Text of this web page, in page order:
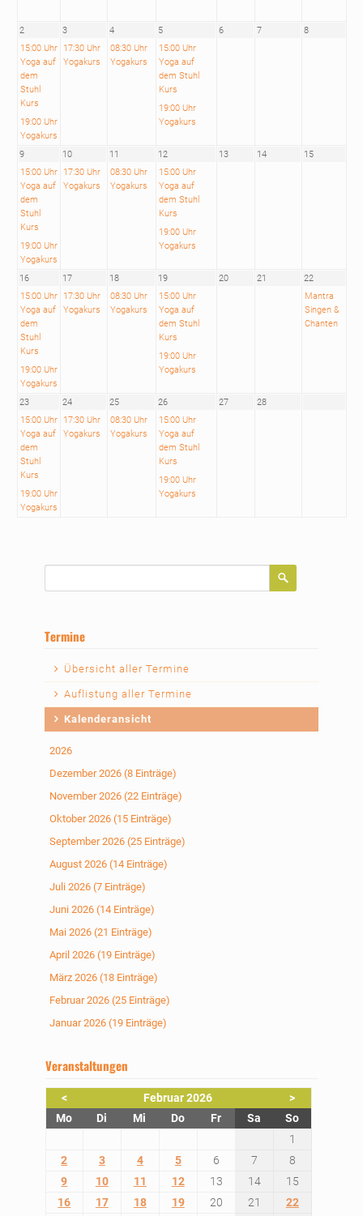
2
15:00 Uhr
Yoga auf
dem
Stuhl
Kurs
19:00 Uhr
Yogakurs
3
17:30 Uhr
Yogakurs
4
08:30 Uhr
Yogakurs
5
15:00 Uhr
Yoga auf
dem Stuhl
Kurs
19:00 Uhr
Yogakurs
6 7 8
9
15:00 Uhr
Yoga auf
dem
Stuhl
Kurs
19:00 Uhr
Yogakurs
10
17:30 Uhr
Yogakurs
11
08:30 Uhr
Yogakurs
12
15:00 Uhr
Yoga auf
dem Stuhl
Kurs
19:00 Uhr
Yogakurs
13 14 15
16
15:00 Uhr
Yoga auf
dem
Stuhl
Kurs
19:00 Uhr
Yogakurs
17
17:30 Uhr
Yogakurs
18
08:30 Uhr
Yogakurs
19
15:00 Uhr
Yoga auf
dem Stuhl
Kurs
19:00 Uhr
Yogakurs
20 21
22
Mantra
Singen &
Chanten
23
15:00 Uhr
Yoga auf
dem
Stuhl
Kurs
19:00 Uhr
Yogakurs
24
17:30 Uhr
Yogakurs
25
08:30 Uhr
Yogakurs
26
15:00 Uhr
Yoga auf
dem Stuhl
Kurs
19:00 Uhr
Yogakurs
27 28
Termine
Navigation
überspringen
Übersicht aller Termine
Auflistung aller Termine
Kalenderansicht
2026
Dezember 2026 (8 Einträge)
November 2026 (22 Einträge)
Oktober 2026 (15 Einträge)
September 2026 (25 Einträge)
August 2026 (14 Einträge)
Juli 2026 (7 Einträge)
Juni 2026 (14 Einträge)
Mai 2026 (21 Einträge)
April 2026 (19 Einträge)
März 2026 (18 Einträge)
Februar 2026 (25 Einträge)
Januar 2026 (19 Einträge)
Veranstaltungen
< Februar 2026
>
Montag Dienstag
Mi ttwoch
Donnerstag
Freitag SamstagSonntag
1
2
3 4 5 6 7
8
9
10 11 12 13 14
15
16
17 18 19 20 21
22